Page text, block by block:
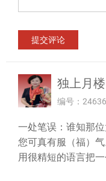
独上月楼
编号：
一处笔误：谁知那
您可真有服（福）气
用很精短的语言把